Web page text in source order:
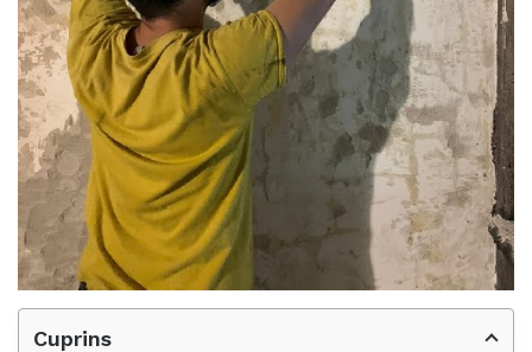
Cuprins